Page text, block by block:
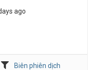
ago
Biên phiên dịch